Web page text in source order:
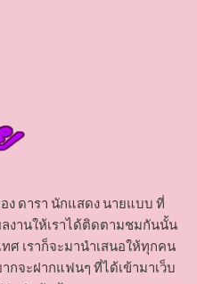
ง ดารา นักแสดง นายแบบ ที่
งานให้เราได้ติดตามชมกันนั้น
ทศ เราก็จะมานำเสนอให้ทุกคน
กจะฝากแฟนๆ ที่ได้เข้ามาเว็บ